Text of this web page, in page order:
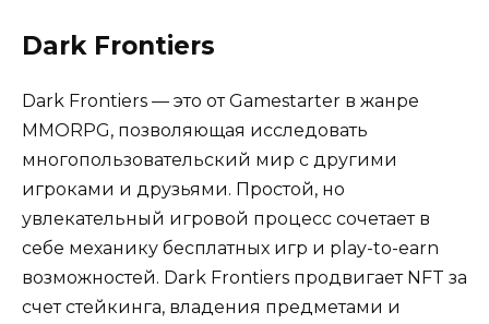
Dark Frontiers
Dark Frontiers — это от Gamestarter в жанре
MMORPG, позволяющая исследовать
многопользовательский мир с другими
игроками и друзьями. Простой, но
увлекательный игровой процесс сочетает в
себе механику бесплатных игр и play-to-earn
возможностей. Dark Frontiers продвигает NFT за
счет стейкинга, владения предметами и